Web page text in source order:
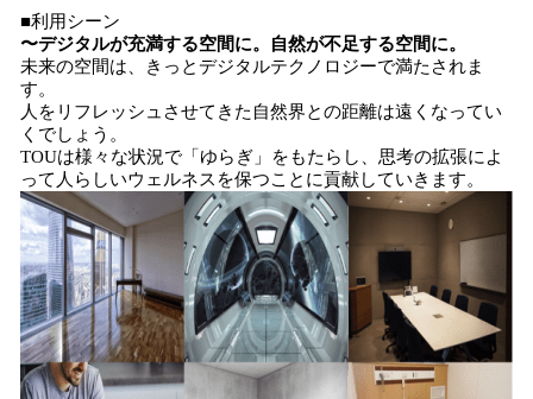
■利用シーン
〜デジタルが充満する空間に。自然が不足する空間に。
未来の空間は、きっとデジタルテクノロジーで満たされま
す。
人をリフレッシュさせてきた自然界との距離は遠くなってい
くでしょう。
TOUは様々な状況で「ゆらぎ」をもたらし、思考の拡張によ
って人らしいウェルネスを保つことに貢献していきます。